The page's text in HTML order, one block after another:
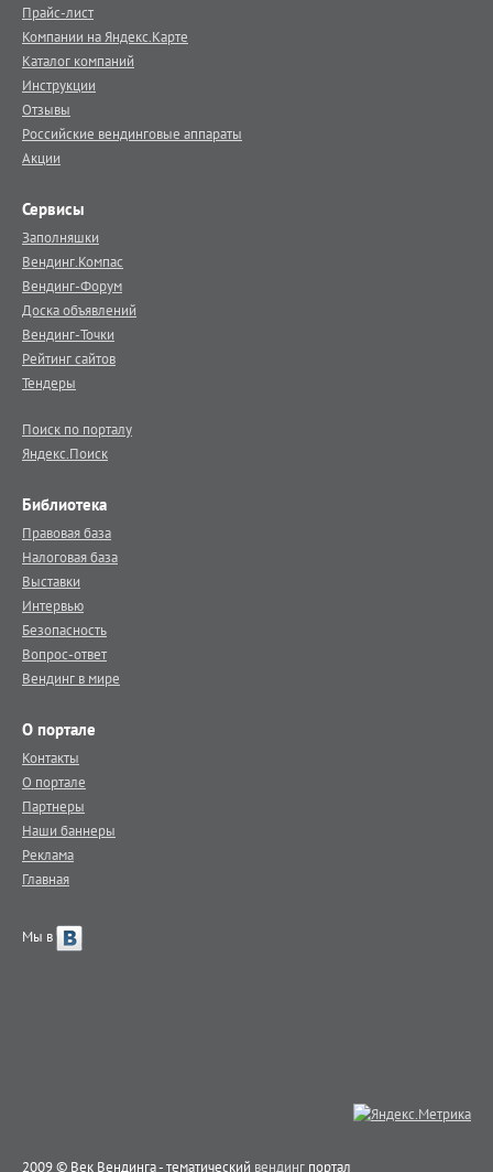
Прайс-лист
Компании на Яндекс.Карте
Каталог компаний
Инструкции
Отзывы
Российские вендинговые аппараты
Акции
Сервисы
Заполняшки
Вендинг.Компас
Вендинг-Форум
Доска объявлений
Вендинг-Точки
Рейтинг сайтов
Тендеры
Поиск по порталу
Яндекс.Поиск
Библиотека
Правовая база
Налоговая база
Выставки
Интервью
Безопасность
Вопрос-ответ
Вендинг в мире
О портале
Контакты
О портале
Партнеры
Наши баннеры
Реклама
Главная
Мы в
2009 © Век Вендинга - тематический вендинг портал